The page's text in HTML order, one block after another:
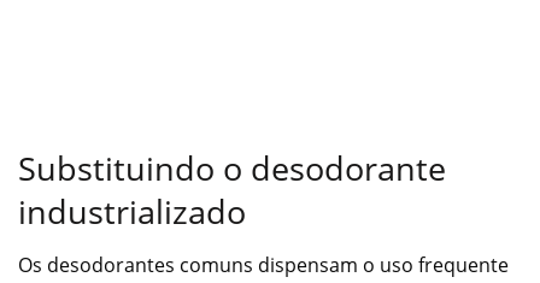
Substituindo o desodorante
industrializado
Os desodorantes comuns dispensam o uso frequente